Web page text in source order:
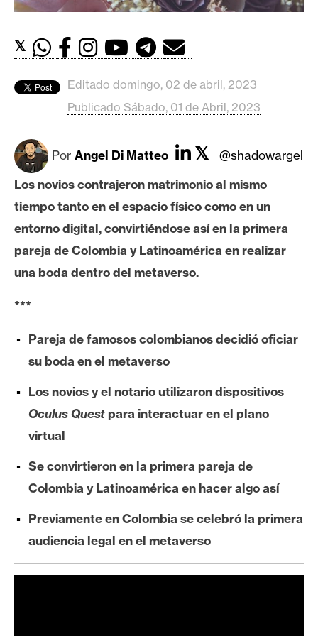
o
t
c
o
i
n
E
e
r
e
A
A
n
l
𝕏
Editado domingo, 02 de abril, 2023
Publicado Sábado, 01 de Abril, 2023
Por Angel Di Matteo 𝕏
@shadowargel
Los novios contrajeron matrimonio al mismo
tiempo tanto en el espacio físico como en un
entorno digital, convirtiéndose así en la primera
pareja de Colombia y Latinoamérica en realizar
una boda dentro del metaverso.
***
Pareja de famosos colombianos decidió oficiar
su boda en el metaverso
Los novios y el notario utilizaron dispositivos
Oculus Questpara interactuar en el plano
virtual
Se convirtieron en la primera pareja de
Colombia y Latinoamérica en hacer algo así
Previamente en Colombia se celebró la primera
audiencia legal en el metaverso